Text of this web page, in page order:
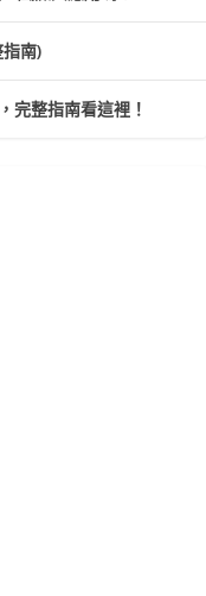
南)
完整指南看這裡！